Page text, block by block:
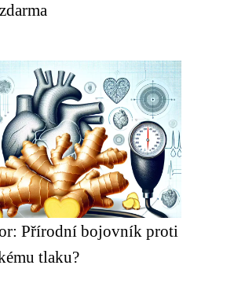
Přírodní bojovník proti
tlaku?